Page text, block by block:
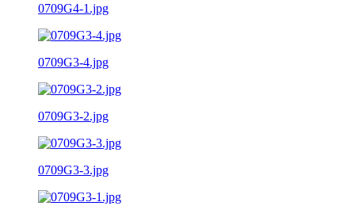
0709G4-1.jpg
0709G3-4.jpg
0709G3-2.jpg
0709G3-3.jpg